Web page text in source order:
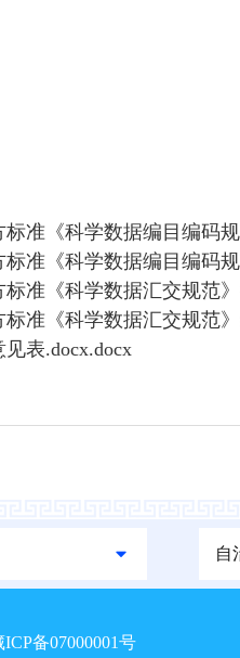
准《科学数据编目编码
准《科学数据编目编码
准《科学数据汇交规范
准《科学数据汇交规范
表.docx.docx
自
ICP备07000001号